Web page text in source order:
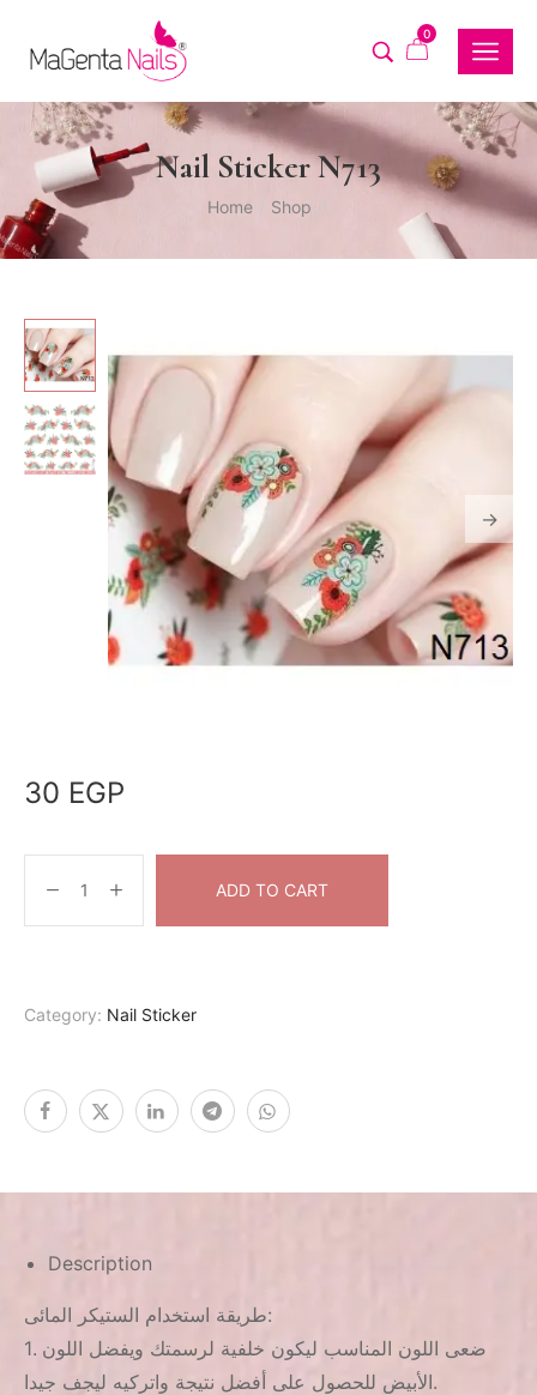
0
Nail Sticker N713
Home Shop
30 EGP
ADD TO CART
Category: Nail Sticker
Description
طريقة استخدام الستيكر المائى:
1. ضعى اللون المناسب ليكون خلفية لرسمتك ويفضل اللون
الأبيض للحصول على أفضل نتيجة واتركيه ليجف جيدا.